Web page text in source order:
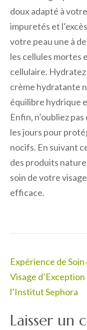
doux adapté à
impuretés et
votre peau une à
les cellules mortes
cellulaire.
crème hydratante
équilibre hydrique
Enfin, n’oubliez
les jours pour
nocifs. En suivant
des produits
soin de votre
efficace.
Navigation
de
l’article
Expérience de Soin
Visage d’Exception
l’Institut Sephora
Laisser un